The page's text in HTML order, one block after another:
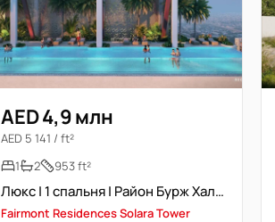
AED 4,9 млн
AED 5 141 / ft²
1
2 953 ft²
Люкс | 1 спальня | Район Бурж Халифа
Fairmont Residences Solara Tower